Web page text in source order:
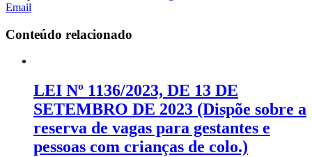
Email
Conteúdo relacionado
LEI Nº 1136/2023, DE 13 DE
SETEMBRO DE 2023 (Dispõe sobre a
reserva de vagas para gestantes e
pessoas com crianças de colo.)